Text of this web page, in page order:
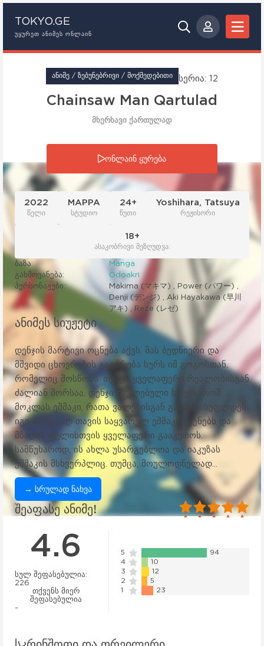
TOKYO.GE
ᲣᲧᲣᲠᲔᲗ ᲐᲜᲘᲛᲔᲡ ᲝᲜᲚᲐᲘᲜ
ᲐᲜᲘᲛᲔ / ᲖᲔᲑᲣᲜᲔᲑᲠᲘᲕᲘ / ᲛᲝᲥᲛᲔᲓᲔᲑᲘᲗᲘ სერია: 12
Chainsaw Man Qartulad
მხერხავი ქართულად
ონლაინ ყურება
2022
წელი
MAPPA
სტუდიო
24+
წუთი
Yoshihara, Tatsuya
რეჟისორი
18+
ასაკობრივი შეზღუდვა:
ბაზა:
Manga
გახმოვანება:
Odoakri
პერსონაჟები:
Makima (マキマ) , Power (パワー) ,
Denji (デンジ) , Aki Hayakawa (早川
アキ) , Reze (レゼ)
ანიმეს სიუჟეტი
დენჯის მარტივი ოცნება აქვს, მას ბედნიერი და
მშვიდი ცხოვრების გატარება სურს იმ გოგოსთან,
რომელიც მოსწონს. თუმცა ყველაფერი რეალობისგან
ძალიან შორსაა, დენჯი იძულებული ხდება, რომ
მოკლას ეშმაკი, რათა ვალებისგან განთავისუფლდეს.
იგი იარაღად თავის საყვარელ ეშმაკს იყენებს და
მზადაა ფულისთვის ყველაფერი გააკეთოს.
სამწუხაროდ, ის ახლა უსარგებლოა და იაკუზას
ეშმაკის მსხვერპლიც. თუმცა, მოულოდნელად...
→ სრულად ნახვა
შეაფასე ანიმე!
100 5
4.6
სულ შეფასებულია:
226
თქვენს მიერ
შეფასებულია
-
5
94
4
10
3
12
2
5
1
23